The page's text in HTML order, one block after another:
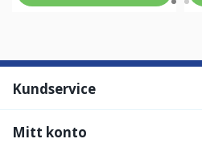
Kundservice
Mitt konto